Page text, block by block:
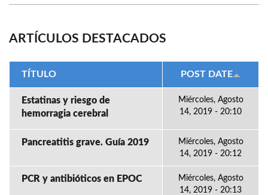
ARTÍCULOS DESTACADOS
TÍTULO POST DATE
Estatinas y riesgo de
hemorragia cerebral
Miércoles, Agosto
14, 2019 - 20:10
Pancreatitis grave. Guía 2019
Miércoles, Agosto
14, 2019 - 20:12
PCR y antibióticos en EPOC
Miércoles, Agosto
14, 2019 - 20:13